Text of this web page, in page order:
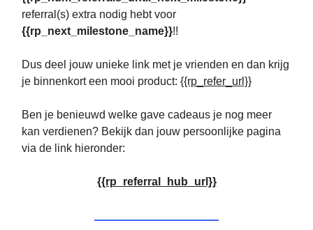
referral(s) extra nodig hebt voor
{{rp_next_milestone_name}}!!
Dus deel jouw unieke link met je vrienden en dan krijg
je binnenkort een mooi product: {{rp_refer_url}}
Ben je benieuwd welke gave cadeaus je nog meer
kan verdienen? Bekijk dan jouw persoonlijke pagina
via de link hieronder:
{{rp_referral_hub_url}}